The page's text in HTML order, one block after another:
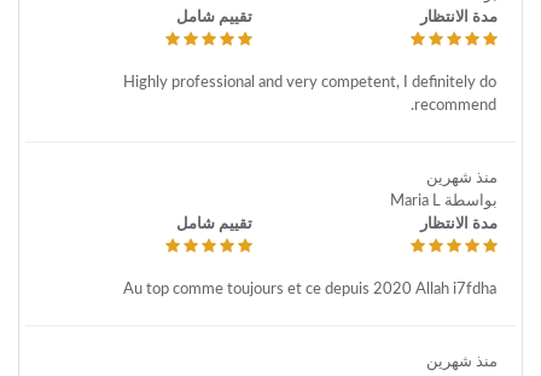
مدة الانتظار
تقييم شامل
Highly professional and very competent, I definitely do
recommend.
منذ شهرين
بواسطة Maria L
مدة الانتظار
تقييم شامل
Au top comme toujours et ce depuis 2020 Allah i7fdha
منذ شهرين